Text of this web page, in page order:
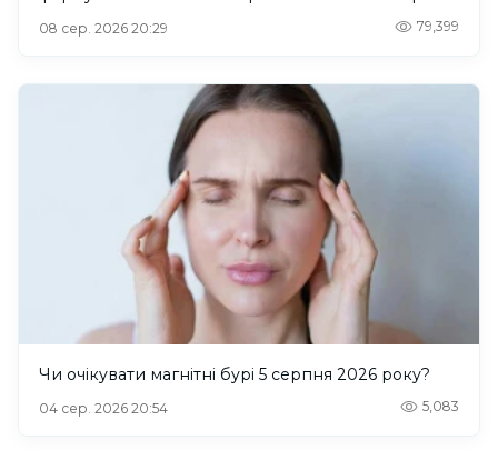
08 сер. 2026 20:29 79,399
Чи очікувати магнітні бурі 5 серпня 2026 року?
04 сер. 2026 20:54 5,083